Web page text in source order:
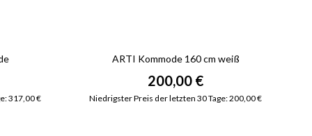
317,00 €
ARTI Kommode 160 cm weiß
200,00 €
Niedrigster Preis der letzten 30 Tage: 200,00 €